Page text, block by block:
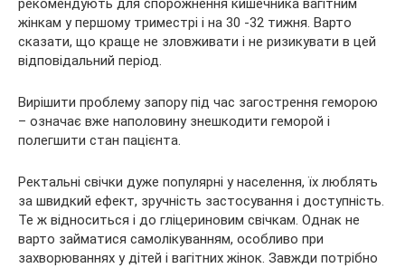
рекомендують для спорожнення кишечника вагітним
жінкам у першому триместрі і на 30 -32 тижня. Варто
сказати, що краще не зловживати і не ризикувати в цей
відповідальний період.
Вирішити проблему запору під час загострення геморою
– означає вже наполовину знешкодити геморой і
полегшити стан пацієнта.
Ректальні свічки дуже популярні у населення, їх люблять
за швидкий ефект, зручність застосування і доступність.
Те ж відноситься і до гліцериновим свічкам. Однак не
варто займатися самолікуванням, особливо при
захворюваннях у дітей і вагітних жінок. Завжди потрібно